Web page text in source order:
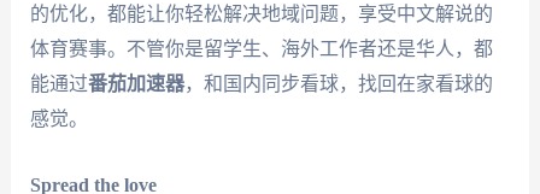
的优化，都能让你轻松解决地域问题，享受中文解说的
体育赛事。不管你是留学生、海外工作者还是华人，都
能通过番茄加速器，和国内同步看球，找回在家看球的
感觉。
Spread the love